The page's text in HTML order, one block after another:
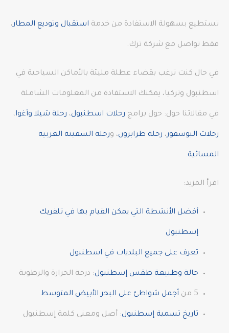
تستطيع بسهولة الاستفادة من خدمة استقبال وتوديع المطار،
فقط تواصل مع شركة ترك.
في حال كنت ترغب بقضاء عطلة مليئة بالأماكن السياحية في
اسطنبول وتركيا، يمكنك الاستفادة من المعلومات الشاملة
في مقالاتنا حول: حول برامج رحلات اسطنبول، رحلة شيلا وأغوا،
رحلات البوسفور، رحلة طرابزون، ورحلة السفينة العربية
المسائية.
اقرأ المزيد:
أفضل الأنشطة التي يمكن القيام بها في تلفريك
إسطنبول
تعرف على جميع البلديات في اسطنبول
حالة وطبيعة طقس إسطنبول: درجة الحرارة والرطوبة
5 من أجمل شواطئ على البحر الأبيض المتوسط
تاريخ تسمية إسطنبول: أصل ومعنى كلمة إسطنبول